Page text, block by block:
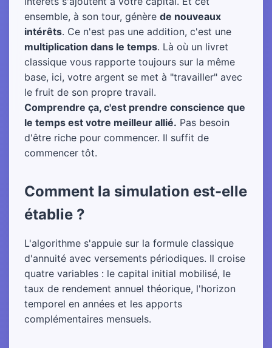
ensemble, à son tour, génère de nouveaux
intérêts. Ce n'est pas une addition, c'est une
multiplication dans le temps. Là où un livret
classique vous rapporte toujours sur la même
base, ici, votre argent se met à "travailler" avec
le fruit de son propre travail.
Comprendre ça, c'est prendre conscience que
le temps est votre meilleur allié. Pas besoin
d'être riche pour commencer. Il suffit de
commencer tôt.
Comment la simulation est-elle
établie ?
L'algorithme s'appuie sur la formule classique
d'annuité avec versements périodiques. Il croise
quatre variables : le capital initial mobilisé, le
taux de rendement annuel théorique, l'horizon
temporel en années et les apports
complémentaires mensuels.